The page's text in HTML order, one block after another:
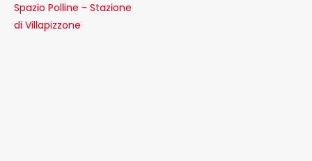
Spazio Polline - Stazione
di Villapizzone